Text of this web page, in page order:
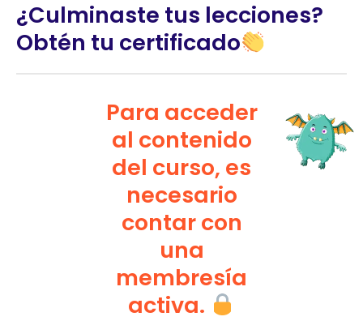
¿Culminaste tus lecciones?
Obtén tu certificado
Para acceder
al contenido
del curso, es
necesario
contar con
una
membresía
activa.